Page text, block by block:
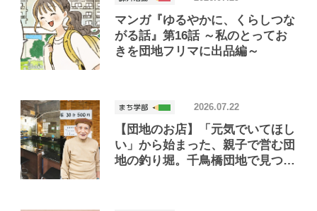
マンガ『ゆるやかに、くらしつな
がる話』第16話 ～私のとってお
きを団地フリマに出品編～
【団地のお店】「元気でいてほし
い」から始まった、親子で営む団
地の釣り堀。千鳥橋団地で見つけ
2026.07.22